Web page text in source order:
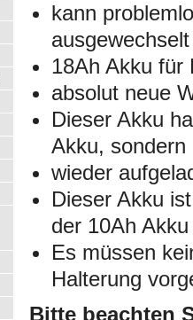
kann
18Ah Akku für
absolut neue
Dieser Akku
Akku,
wieder
Dieser Akku
der 10Ah
Es müssen
Halterung
Bitte beachten